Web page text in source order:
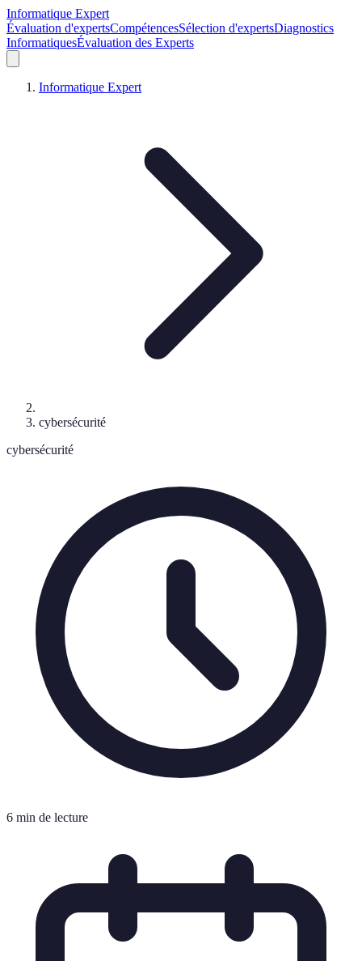
Informatique Expert
Évaluation d'expertsCompétencesSélection d'expertsDiagnostics
InformatiquesÉvaluation des Experts
Informatique Expert
cybersécurité
cybersécurité
6 min de lecture